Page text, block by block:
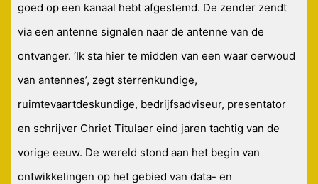
goed op een kanaal hebt afgestemd. De zender zendt
via een antenne signalen naar de antenne van de
ontvanger. ‘Ik sta hier te midden van een waar oerwoud
van antennes’, zegt sterrenkundige,
ruimtevaartdeskundige, bedrijfsadviseur, presentator
en schrijver Chriet Titulaer eind jaren tachtig van de
vorige eeuw. De wereld stond aan het begin van
ontwikkelingen op het gebied van data- en